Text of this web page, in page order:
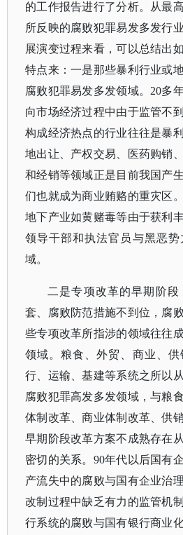
的工作报告进行了分析。从最
所反映的腐败犯罪易发多发行
展演变过程来看，可以总结出
特点来：一是那些暴利行业或
腐败犯罪易发多发领域。 20多
向市场经济过程中由于监管不
构成经济热点的行业往往是暴
地出让、产权交易、医药购销
和经销等领域正是目前我国产
们也就成为商业贿赂的重灾区
地下产业如黄赌毒等由于获利
领导干部和执法官员与黑恶
域。
二是专项改革的早期阶
套、腐败防范措施不到位，腐
些专项改革所指涉的领域往往
领域。粮食、外贸、商业、
行、运输、基建等系统之所以从
腐败犯罪高发多发领域，与粮
体制改革、商业体制改革、供
早期阶段改革方案不成熟存在
密切的关系。90年代以后国有
产流失中的腐败与国有企业治
改制过程中缺乏有力的监管机
行系统的腐败与国有银行商业